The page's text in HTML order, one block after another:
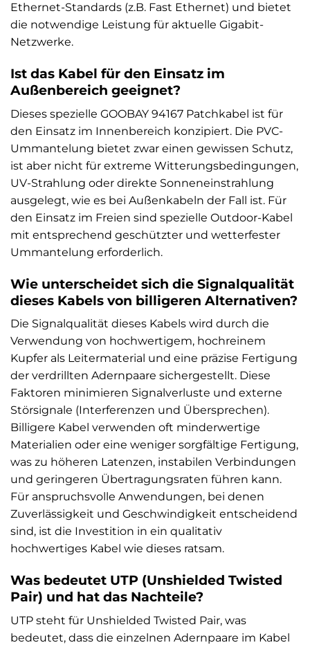
Ethernet-Standards (z.B. Fast Ethernet) und bietet
die notwendige Leistung für aktuelle Gigabit-
Netzwerke.
Ist das Kabel für den Einsatz im
Außenbereich geeignet?
Dieses spezielle GOOBAY 94167 Patchkabel ist für
den Einsatz im Innenbereich konzipiert. Die PVC-
Ummantelung bietet zwar einen gewissen Schutz,
ist aber nicht für extreme Witterungsbedingungen,
UV-Strahlung oder direkte Sonneneinstrahlung
ausgelegt, wie es bei Außenkabeln der Fall ist. Für
den Einsatz im Freien sind spezielle Outdoor-Kabel
mit entsprechend geschützter und wetterfester
Ummantelung erforderlich.
Wie unterscheidet sich die Signalqualität
dieses Kabels von billigeren Alternativen?
Die Signalqualität dieses Kabels wird durch die
Verwendung von hochwertigem, hochreinem
Kupfer als Leitermaterial und eine präzise Fertigung
der verdrillten Adernpaare sichergestellt. Diese
Faktoren minimieren Signalverluste und externe
Störsignale (Interferenzen und Übersprechen).
Billigere Kabel verwenden oft minderwertige
Materialien oder eine weniger sorgfältige Fertigung,
was zu höheren Latenzen, instabilen Verbindungen
und geringeren Übertragungsraten führen kann.
Für anspruchsvolle Anwendungen, bei denen
Zuverlässigkeit und Geschwindigkeit entscheidend
sind, ist die Investition in ein qualitativ
hochwertiges Kabel wie dieses ratsam.
Was bedeutet UTP (Unshielded Twisted
Pair) und hat das Nachteile?
UTP steht für Unshielded Twisted Pair, was
bedeutet, dass die einzelnen Adernpaare im Kabel